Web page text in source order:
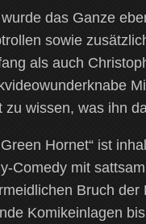
das Ganze
sowie
als auch
zu wissen, was ihn
Green Hornet“ ist
Comedy mit
Bruch
Komikeinlagen